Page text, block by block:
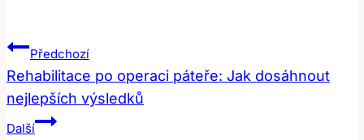
Navigace
Pro
Příspěvek
Předchozí
Rehabilitace po operaci páteře: Jak dosáhnout
nejlepších výsledků
Další